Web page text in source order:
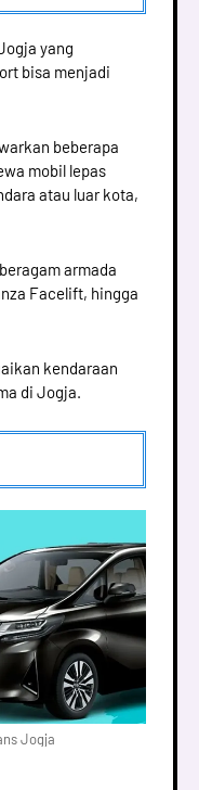
yang
bisa menjadi
beberapa
mobil lepas
atau luar kota,
armada
Facelift, hingga
kendaraan
di Jogja.
Jogja